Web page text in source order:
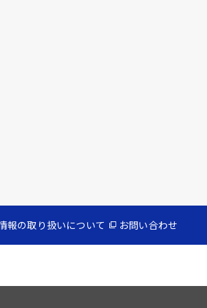
報の取り扱いについて お問い合わせ